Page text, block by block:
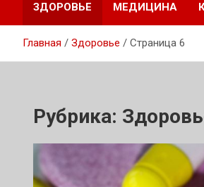
ЗДОРОВЬЕ МЕДИЦИНА
Главная Здоровье Страница 6
Рубрика: